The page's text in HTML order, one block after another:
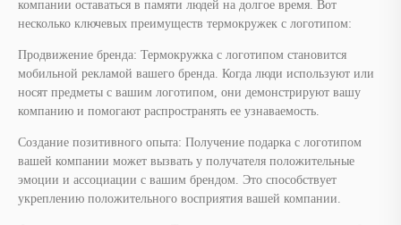
Создание позитивного опыта: Получение подарка с логотипом
вашей компании может вызвать у получателя положительные
эмоции и ассоциации с вашим брендом. Это способствует
укреплению положительного восприятия вашей компании.
Формирование лояльности: Термокружка с логотипом может быть
прекрасным способом наградить клиентов за их лояльность или
привлечь новых клиентов. Предоставление качественных и
полезных сувениров может усилить связь с вашей аудиторией и
повысить их уровень удовлетворенности.
Расширение аудитории: Если термокружка с логотипом вашей